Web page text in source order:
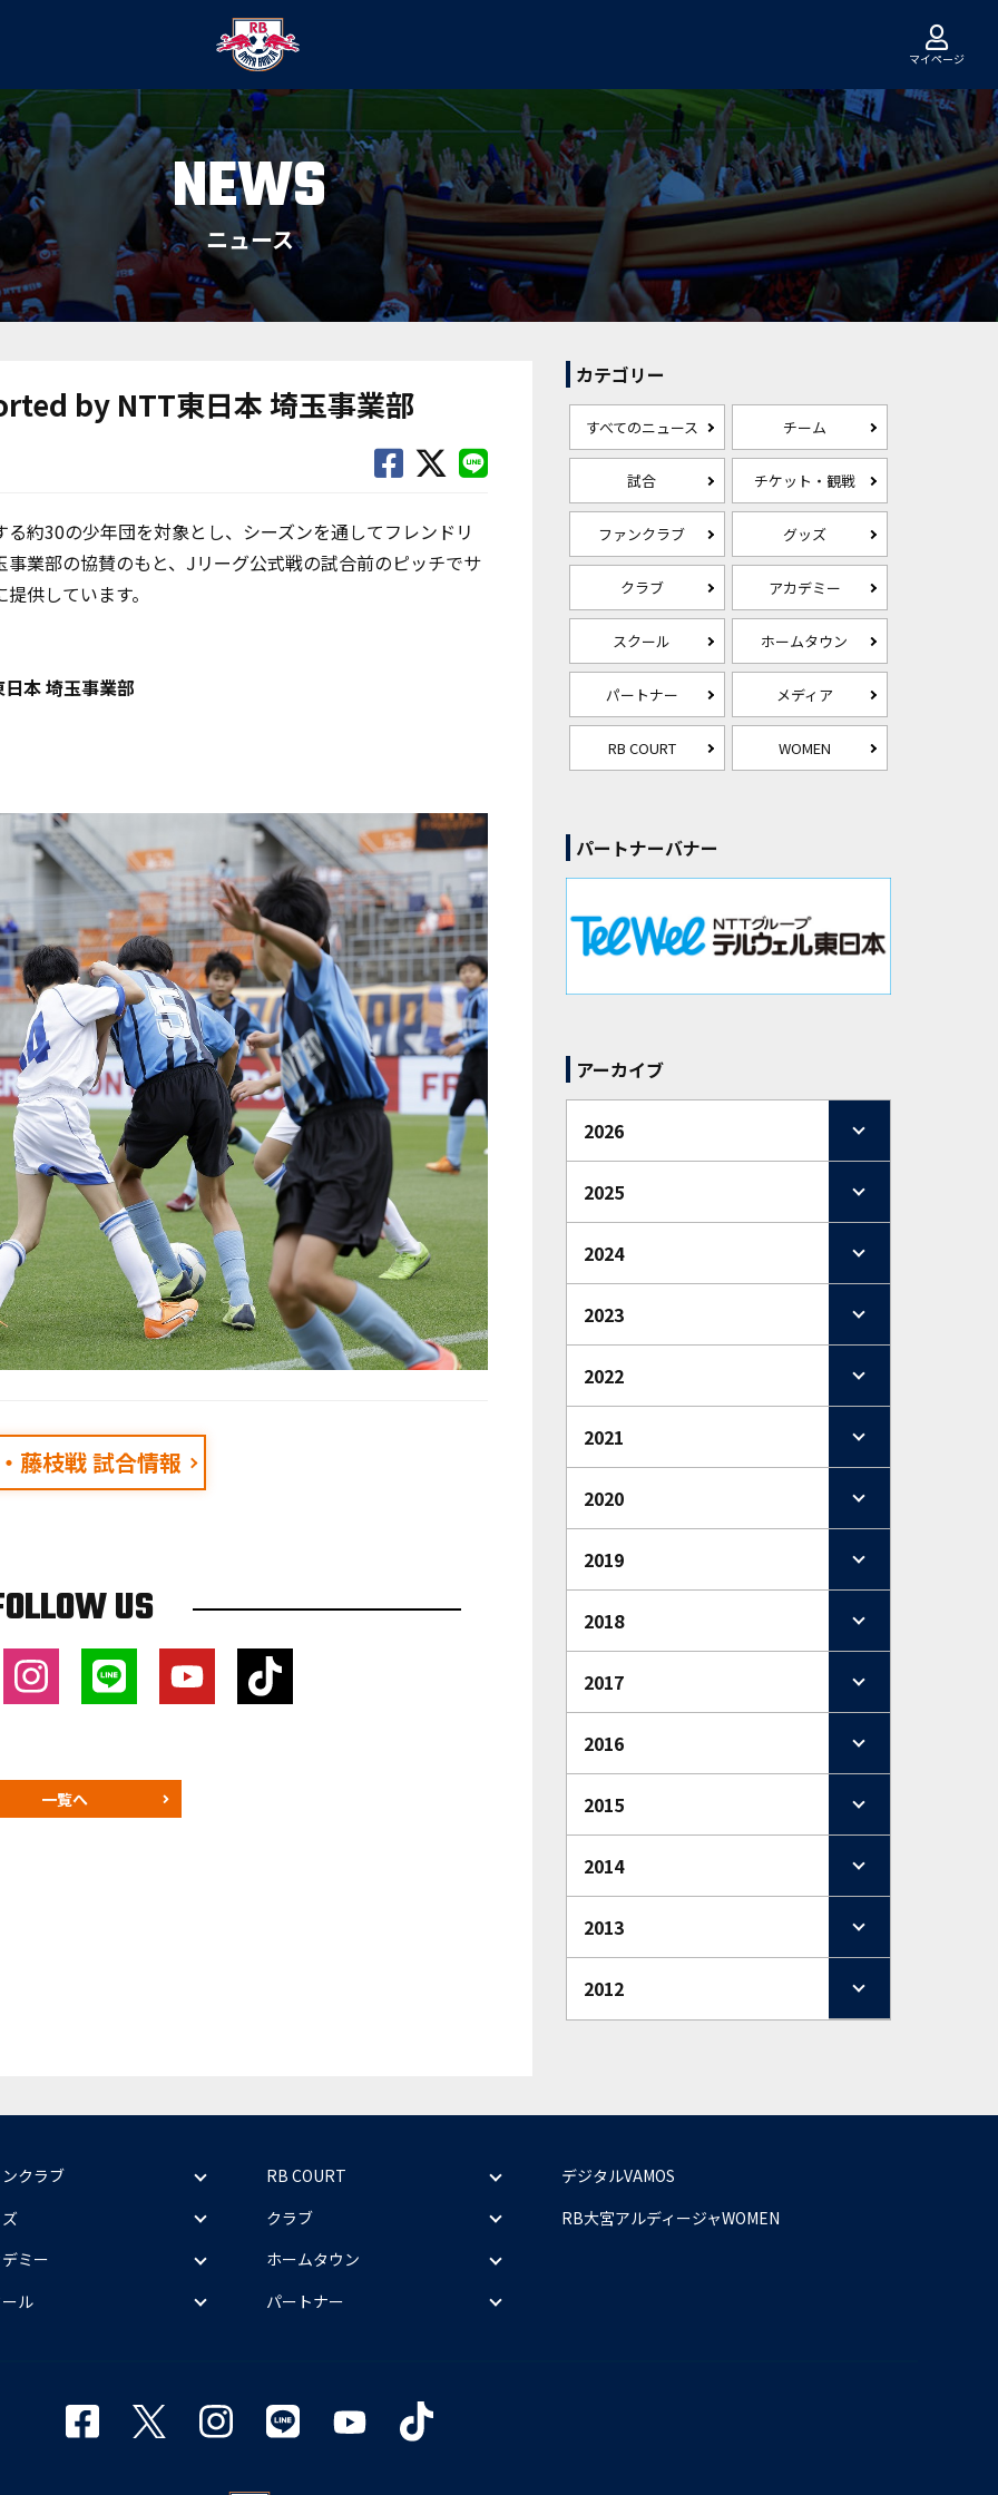
マイページ
NEWS
ニュース
by NTT東日本 埼玉事業部
約30の少年団を対象とし、シーズンを通してフレンドリ
業部の協賛のもと、Jリーグ公式戦の試合前のピッチでサ
供しています。
本 埼玉事業部
藤枝戦 試合情報
US
一覧へ
カテゴリー
すべてのニュース チーム
試合 チケット・観戦
ファンクラブ グッズ
クラブ アカデミー
スクール ホームタウン
パートナー メディア
RB COURT WOMEN
パートナーバナー
アーカイブ
2026
2025
2024
2023
2022
2021
2020
2019
2018
2017
2016
2015
2014
2013
2012
クラブ
ミー
ル
RB COURT
クラブ
ホームタウン
パートナー
デジタルVAMOS
RB大宮アルディージャWOMEN